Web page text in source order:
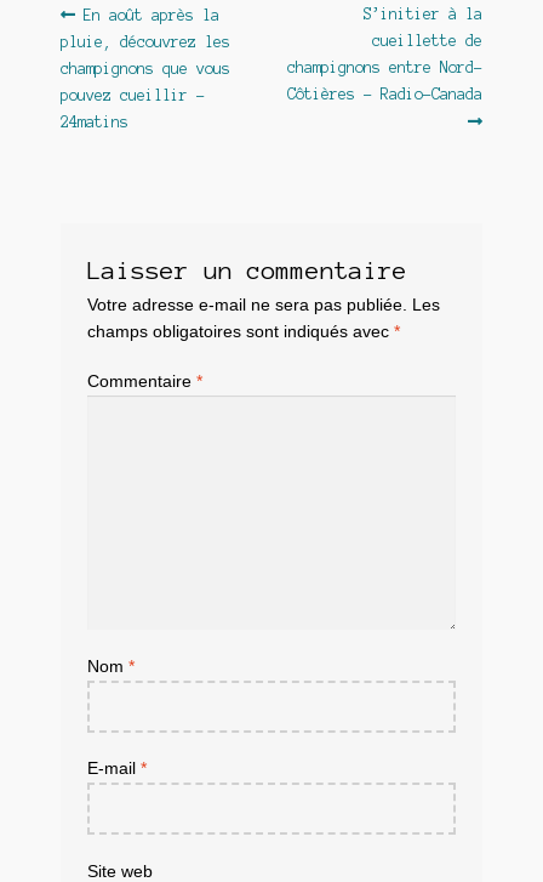
Navigation
de
l’article
Article
précédent :
En août après la
pluie, découvrez les
champignons que vous
pouvez cueillir –
24matins
Article
suivant :
S’initier à la
cueillette de
champignons entre Nord-
Côtières – Radio-Canada
Laisser un commentaire
Votre adresse e-mail ne sera pas publiée. Les
champs obligatoires sont indiqués avec *
Commentaire *
Nom *
E-mail *
Site web